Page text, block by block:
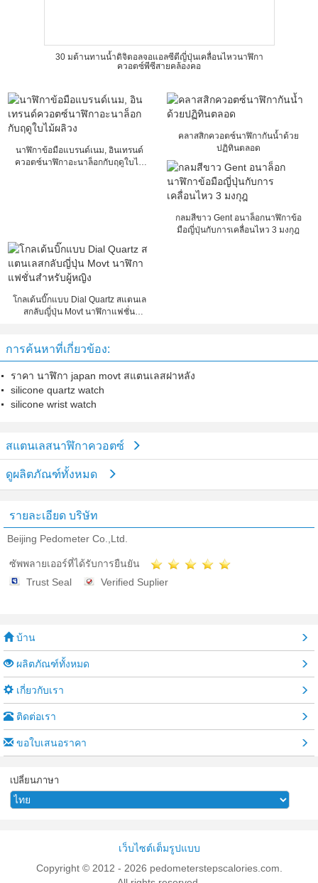
30 มต้านทานน้ำดิจิตอลจอแอลซีดีญี่ปุ่นเคลื่อนไหวนาฬิกา
ควอตซ์พีซีสายคล้องคอ
นาฬิกาข้อมือแบรนด์เนม, อินเทรนด์
ควอตซ์นาฬิกาอะนาล็อกกับฤดูใบไม้
คลาสสิกควอตซ์นาฬิกากันน้ำด้วย
ปฏิทินตลอด
กลมสีขาว Gent อนาล็อกนาฬิกาข้อ
มือญี่ปุ่นกับการเคลื่อนไหว 3 มงกุฎ
โกลเด้นบิ๊กแบบ Dial Quartz สแตนเล
สกลับญี่ปุ่น Movt นาฬิกาแฟชั่น
การค้นหาที่เกี่ยวข้อง:
ราคา นาฬิกา japan movt สแตนเลสฝาหลัง
silicone quartz watch
silicone wrist watch
สแตนเลสนาฬิกาควอตซ์
ดูผลิตภัณฑ์ทั้งหมด
รายละเอียด บริษัท
Beijing Pedometer Co.,Ltd.
ซัพพลายเออร์ที่ได้รับการยืนยัน
Trust Seal
Verified Suplier
บ้าน
ผลิตภัณฑ์ทั้งหมด
เกี่ยวกับเรา
ติดต่อเรา
ขอใบเสนอราคา
เปลี่ยนภาษา
เว็บไซต์เต็มรูปแบบ
Copyright © 2012 - 2026 pedometerstepscalories.com.